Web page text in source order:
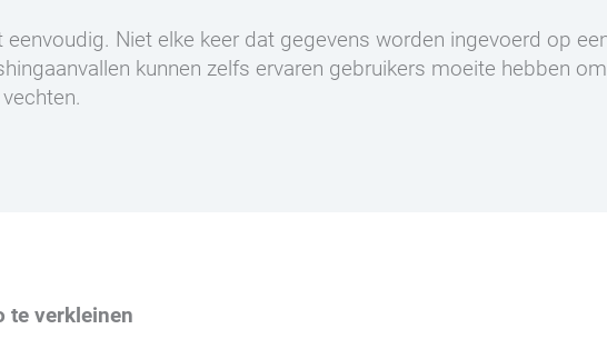
Niet elke keer dat gegevens worden ingevoerd op
kunnen zelfs ervaren gebruikers moeite hebben
te verkleinen